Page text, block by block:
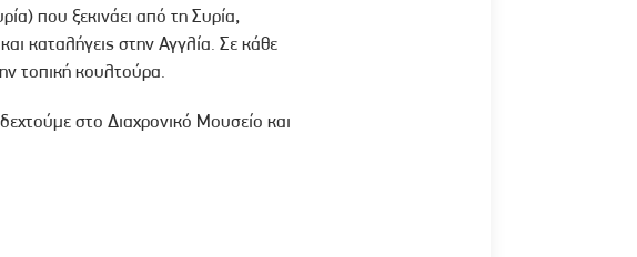
που ξεκινάει από τη Συρία,
καταλήγεις στην Αγγλία. Σε κάθε
τοπική κουλτούρα.
στο Διαχρονικό Μουσείο και